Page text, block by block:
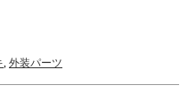
, 外装パーツ